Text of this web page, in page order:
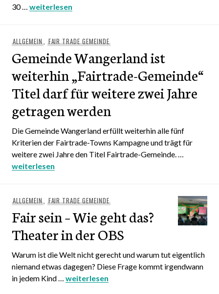
30 … Abgabe von Fairtrade-Baumwolltaschen
weiterlesen
ALLGEMEIN, FAIR TRADE GEMEINDE
Gemeinde Wangerland ist
weiterhin „Fairtrade-Gemeinde“
Titel darf für weitere zwei Jahre
getragen werden
Die Gemeinde Wangerland erfüllt weiterhin alle fünf
Kriterien der Fairtrade-Towns Kampagne und trägt für
weitere zwei Jahre den Titel Fairtrade-Gemeinde. …
Gemeinde Wangerland ist weiterhin „Fairtrade-
weiterlesen
ALLGEMEIN, FAIR TRADE GEMEINDE
Fair sein – Wie geht das?
Theater in der OBS
Warum ist die Welt nicht gerecht und warum tut eigentlich
niemand etwas dagegen? Diese Frage kommt irgendwann
in jedem Kind … Fair sein – Wie geht das? Theater in der
weiterlesen